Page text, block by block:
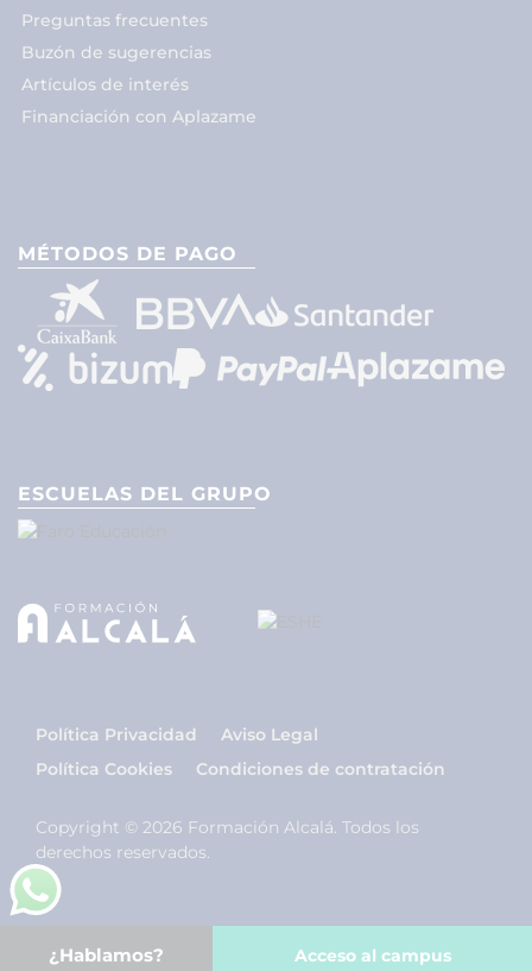
¿Hablamos? Acceso al campus
Preguntas frecuentes
Buzón de sugerencias
Artículos de interés
Financiación con Aplazame
MÉTODOS DE PAGO
ESCUELAS DEL GRUPO
Política Privacidad
Aviso Legal
Política Cookies
Condiciones de contratación
Copyright © 2026 Formación Alcalá. Todos los
derechos reservados.